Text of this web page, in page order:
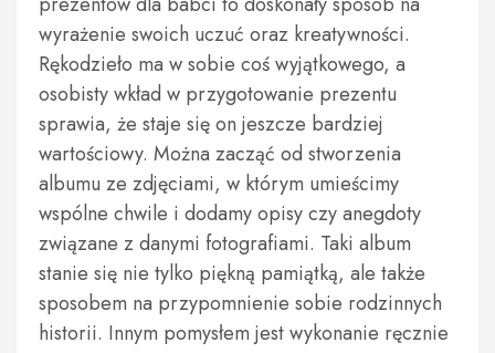
wyrażenie swoich uczuć oraz kreatywności.
Rękodzieło ma w sobie coś wyjątkowego, a
osobisty wkład w przygotowanie prezentu
sprawia, że staje się on jeszcze bardziej
wartościowy. Można zacząć od stworzenia
albumu ze zdjęciami, w którym umieścimy
wspólne chwile i dodamy opisy czy anegdoty
związane z danymi fotografiami. Taki album
stanie się nie tylko piękną pamiątką, ale także
sposobem na przypomnienie sobie rodzinnych
historii. Innym pomysłem jest wykonanie ręcznie